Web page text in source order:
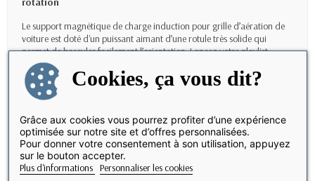
Le support magnétique de charge induction pour grille d’aération de
voiture est doté d'un puissant aimant d’une rotule très solide qui
permet de basculer facilement l’orientation. Lancez votre playlist
Apple Music en mode Portrait, puis passez en mode Paysage pour
suivre un itinéraire dans l’app Plans, Waze.
Support d’un seul tenant
Montez en voiture et démarrez sans perdre de temps à installer votre
iPhone. Ce support magnétique vous permet de mettre en place votre
iPhone en un clin d’œil en mode portrait ou paysage.
Points forts
Cookies, ça vous dit?
Grâce aux cookies vous pourrez profiter d’une expérience
optimisée sur notre site et d’offres personnalisées.
Pour donner votre consentement à son utilisation, appuyez
sur le bouton accepter.
Plus d'informations Personnaliser les cookies